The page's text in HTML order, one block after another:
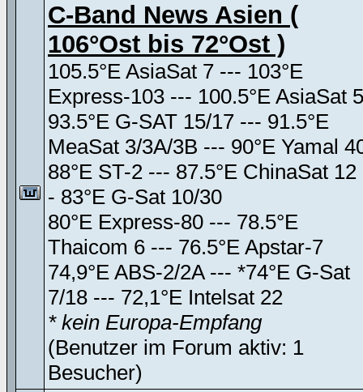
C-Band News Asien (
106°Ost bis 72°Ost )
105.5°E AsiaSat 7 --- 103°E
Express-103 --- 100.5°E AsiaSat 5
93.5°E G-SAT 15/17 --- 91.5°E
MeaSat 3/3A/3B --- 90°E Yamal
88°E ST-2 --- 87.5°E ChinaSat 12
- 83°E G-Sat 10/30
80°E Express-80 --- 78.5°E
Thaicom 6 --- 76.5°E Apstar-7
74,9°E ABS-2/2A --- *74°E G-Sat
7/18 --- 72,1°E Intelsat 22
* kein Europa-Empfang
(Benutzer im Forum aktiv: 1
Besucher)